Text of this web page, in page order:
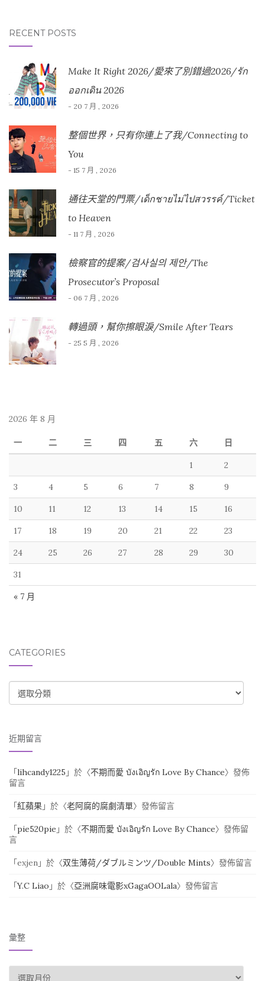
RECENT POSTS
Make It Right 2026/愛來了別錯過2026/รัก
ออกเดิน 2026
- 20 7 月 , 2026
整個世界，只有你連上了我/Connecting to
You
- 15 7 月 , 2026
通往天堂的門票/เด็กชายไม่ไปสวรรค์/Ticket
to Heaven
- 11 7 月 , 2026
檢察官的提案/검사실의 제안/The
Prosecutor’s Proposal
- 06 7 月 , 2026
轉過頭，幫你擦眼淚/Smile After Tears
- 25 5 月 , 2026
2026 年 8 月
一 二 三 四 五 六 日
« 7 月
1 2
3 4 5 6 7 8 9
10 11 12 13 14 15 16
17 18 19 20 21 22 23
24 25 26 27 28 29 30
31
CATEGORIES
CATEGORIES
近期留言
「lihcandy1225 」於〈不期而愛 บังเอิญรัก Love By Chance〉發佈
留言
「紅蘋果 」於〈老阿腐的腐劇清單〉發佈留言
「pie520pie 」於〈不期而愛 บังเอิญรัก Love By Chance〉發佈留
言
「exjen 」於〈双生薄荷/ダブルミンツ/Double Mints〉發佈留言
「Y.C Liao 」於〈亞洲腐味電影xGagaOOLala〉發佈留言
彙整
彙整